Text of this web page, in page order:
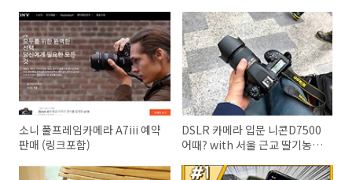
소니 풀프레임카메라 A7iii 예약
판매 (링크포함)
DSLR 카메라 입문 니콘D7500
어때? with 서울 근교 딸기농장